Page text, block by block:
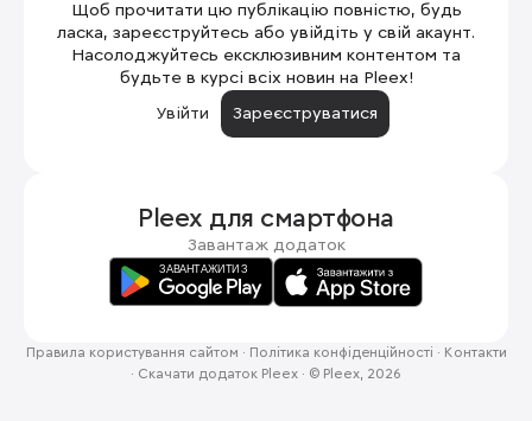
Щоб прочитати цю публікацію повністю, будь
ласка, зареєструйтесь або увійдіть у свій акаунт.
Насолоджуйтесь ексклюзивним контентом та
будьте в курсі всіх новин на Pleex!
Увійти
Зареєструватися
Pleex для смартфона
Завантаж додаток
Правила користування сайтом · Політика конфіденційності · Контакти
· Скачати додаток Pleex · © Pleex, 2026